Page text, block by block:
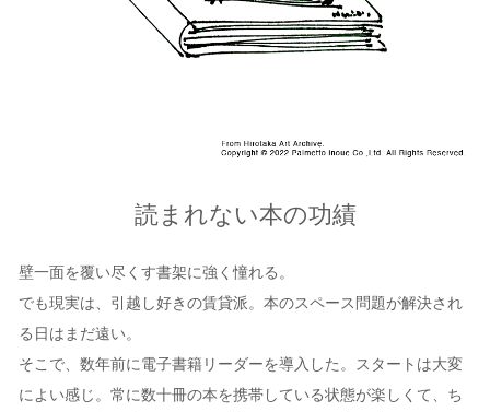
読まれない本の功績
壁一面を覆い尽くす書架に強く憧れる。
でも現実は、引越し好きの賃貸派。本のスペース問題が解決され
る日はまだ遠い。
そこで、数年前に電子書籍リーダーを導入した。スタートは大変
によい感じ。常に数十冊の本を携帯している状態が楽しくて、ち